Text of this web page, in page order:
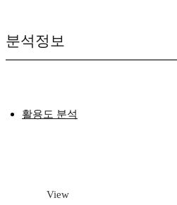
분석정보
활용도 분석
View